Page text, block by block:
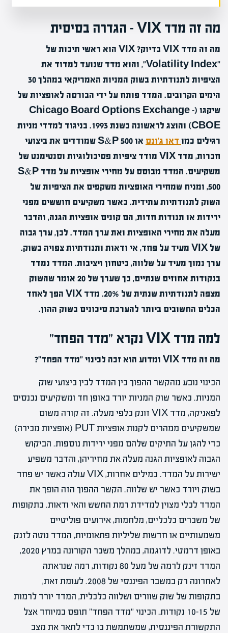
מה זה מדד VIX – הגדרה בסיסית
מה זה מדד VIX בדיוק? VIX הוא ראשי תיבות של
"Volatility Index", והוא מדד שנועד למדוד את
הציפיות לתנודתיות בשוק המניות האמריקאי במהלך 30
הימים הקרובים. המדד פותח על ידי הבורסה לאופציות של
שיקגו (Chicago Board Options Exchange –
CBOE) והוצג לראשונה בשנת 1993. בניגוד למדדי מניות
רגילים כמו דאו ג'ונס
או S&P 500 שמודדים את ביצועי
חברות, מדד VIX מודד ציפיות פסיכולוגיות וסנטימנט של
משקיעים. המדד מבוסס על מחירי אופציות על מדד S&P
500, ומניח שמחירי האופציות משקפים את הציפיות של
השוק לתנודתיות עתידית. כאשר משקיעים חוששים מפני
ירידות או תנודות חדות, הם קונים אופציות הגנה, והדבר
מעלה את מחירי האופציות ואת ערך המדד. לכן, ערך גבוה
של VIX מעיד על פחד, אי ודאות ותנודתיות צפויה בשוק.
ערך נמוך מעיד על שלווה, ביטחון ויציבות. המדד נמדד
בנקודות אחוזים שנתיים, כך שערך של 20 אומר שהשוק
מצפה לתנודתיות שנתית של 20%. מדד VIX הפך לאחד
הכלים החשובים ביותר להערכת סיכונים בשוק ההון.
למה מדד VIX נקרא "מדד הפחד"
מה זה מדד VIX ומדוע הוא זכה לכינוי "מדד הפחד"?
הכינוי נובע מהקשר ההפוך בין המדד לבין ביצועי שוק
המניות. כאשר שוק המניות יורד באופן חד ומשקיעים נכנסים
לפאניקה, מדד VIX זונק כלפי מעלה. זה קורה משום
שמשקיעים ממהרים לקנות אופציות PUT (אופציות מכירה)
כדי להגן על התיקים שלהם מפני ירידות נוספות. הביקוש
הגבוה לאופציות הגנה מעלה את מחיריהן, והדבר משפיע
ישירות על המדד. במילים אחרות, VIX עולה כאשר יש פחד
בשוק ויורד כאשר יש שלווה. הקשר ההפוך הזה הופך את
המדד לכלי מצוין למדידת רמת החשש והאי ודאות. בתקופות
של משברים כלכליים, מלחמות, אירועים פוליטיים
משמעותיים או חדשות שליליות פתאומיות, המדד נוטה לזנק
באופן דרמטי. לדוגמה, במהלך משבר הקורונה במרץ 2020,
המדד זינק לרמה של מעל 80 נקודות, רמה שנראתה
לאחרונה רק במשבר הפיננסי של 2008. לעומת זאת,
בתקופות של שוק שוורים ושלווה כלכלית, המדד יורד לרמות
של 10-15 נקודות. הכינוי "מדד הפחד" תופס במיוחד אצל
התקשורת הפיננסית, שמשתמשת בו כדי לתאר את מצב